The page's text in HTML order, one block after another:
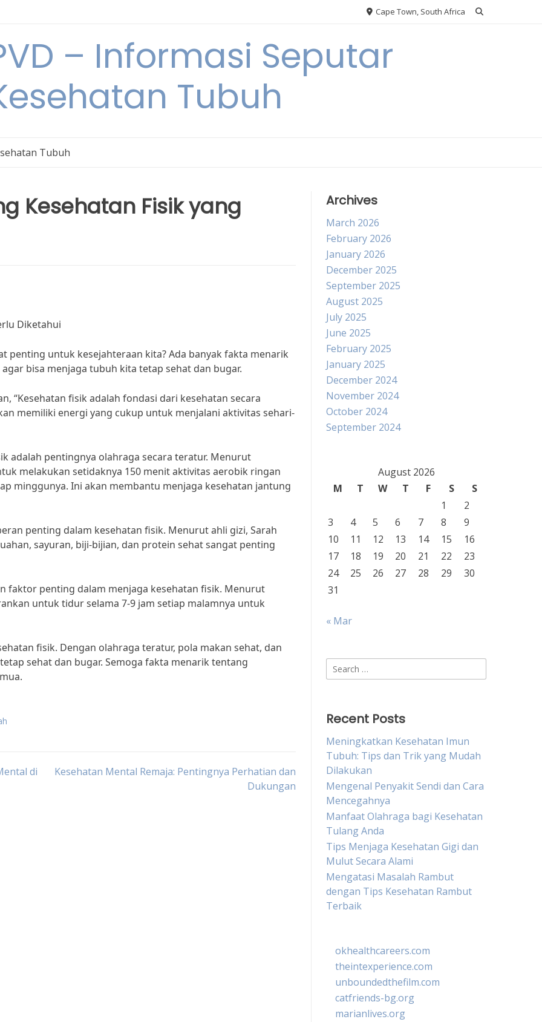
Cape Town, South Africa
– Informasi Seputar
Tubuh
Tubuh
Kesehatan Fisik yang
Diketahui
penting untuk kesejahteraan kita? Ada banyak fakta menarik
bisa menjaga tubuh kita tetap sehat dan bugar.
“Kesehatan fisik adalah fondasi dari kesehatan secara
memiliki energi yang cukup untuk menjalani aktivitas sehari-
adalah pentingnya olahraga secara teratur. Menurut
melakukan setidaknya 150 menit aktivitas aerobik ringan
minggunya. Ini akan membantu menjaga kesehatan jantung
penting dalam kesehatan fisik. Menurut ahli gizi, Sarah
sayuran, biji-bijian, dan protein sehat sangat penting
faktor penting dalam menjaga kesehatan fisik. Menurut
untuk tidur selama 7-9 jam setiap malamnya untuk
fisik. Dengan olahraga teratur, pola makan sehat, dan
sehat dan bugar. Semoga fakta menarik tentang
di
Kesehatan Mental Remaja: Pentingnya Perhatian dan
Dukungan
Archives
March 2026
February 2026
January 2026
December 2025
September 2025
August 2025
July 2025
June 2025
February 2025
January 2025
December 2024
November 2024
October 2024
September 2024
August 2026
M
T W T F S
S
1
2
3
4 5 6 7 8
9
10
11 12 13 14 15
16
17
18 19 20 21 22
23
24
25 26 27 28 29
30
31
« Mar
Search
for:
Recent Posts
Meningkatkan Kesehatan Imun
Tubuh: Tips dan Trik yang Mudah
Dilakukan
Mengenal Penyakit Sendi dan Cara
Mencegahnya
Manfaat Olahraga bagi Kesehatan
Tulang Anda
Tips Menjaga Kesehatan Gigi dan
Mulut Secara Alami
Mengatasi Masalah Rambut
dengan Tips Kesehatan Rambut
Terbaik
okhealthcareers.com
theintexperience.com
unboundedthefilm.com
catfriends-bg.org
marianlives.org